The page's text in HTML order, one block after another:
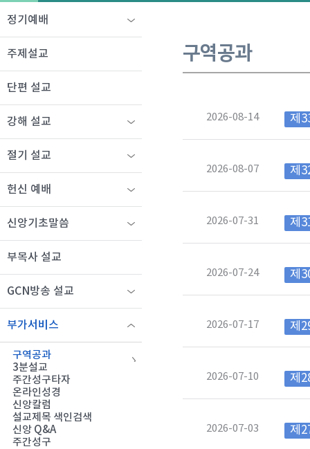
구역공과
2026-08-14 제
2026-08-07 제
2026-07-31 제
2026-07-24 제
2026-07-17 제
2026-07-10 제
2026-07-03 제
정기예배
주제설교
단편 설교
강해 설교
절기 설교
헌신 예배
신앙기초말씀
부목사 설교
GCN방송 설교
부가서비스
구역공과
3분설교
주간성구타자
온라인성경
신앙칼럼
설교제목 색인검색
신앙 Q&A
주간성구